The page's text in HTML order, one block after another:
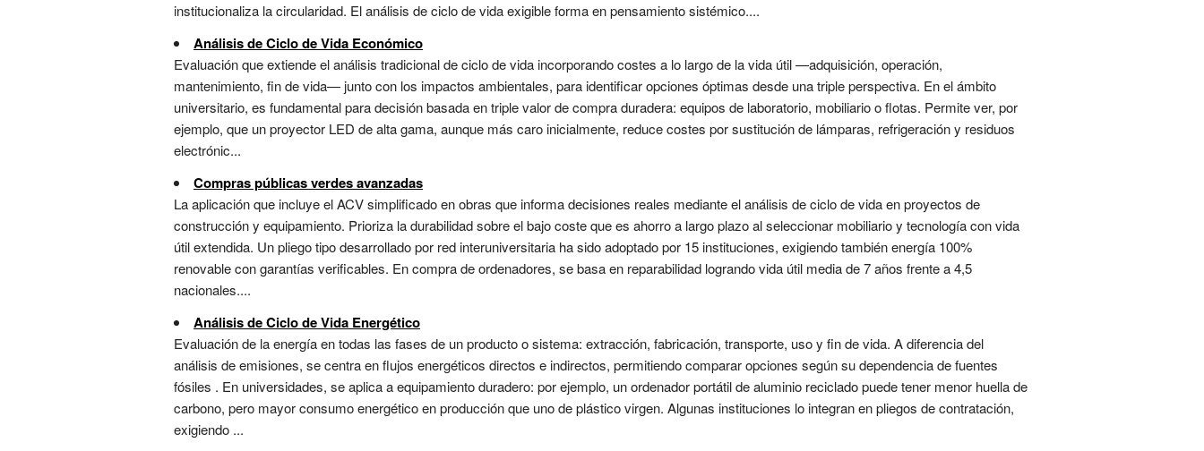
institucionaliza la circularidad. El análisis de ciclo de vida exigible forma en pensamiento sistémico....
Análisis de Ciclo de Vida Económico
Evaluación que extiende el análisis tradicional de ciclo de vida incorporando costes a lo largo de la vida útil —adquisición, operación,
mantenimiento, fin de vida— junto con los impactos ambientales, para identificar opciones óptimas desde una triple perspectiva. En el ámbito
universitario, es fundamental para decisión basada en triple valor de compra duradera: equipos de laboratorio, mobiliario o flotas. Permite ver, por
ejemplo, que un proyector LED de alta gama, aunque más caro inicialmente, reduce costes por sustitución de lámparas, refrigeración y residuos
electrónic...
Compras públicas verdes avanzadas
La aplicación que incluye el ACV simplificado en obras que informa decisiones reales mediante el análisis de ciclo de vida en proyectos de
construcción y equipamiento. Prioriza la durabilidad sobre el bajo coste que es ahorro a largo plazo al seleccionar mobiliario y tecnología con vida
útil extendida. Un pliego tipo desarrollado por red interuniversitaria ha sido adoptado por 15 instituciones, exigiendo también energía 100%
renovable con garantías verificables. En compra de ordenadores, se basa en reparabilidad logrando vida útil media de 7 años frente a 4,5
nacionales....
Análisis de Ciclo de Vida Energético
Evaluación de la energía en todas las fases de un producto o sistema: extracción, fabricación, transporte, uso y fin de vida. A diferencia del
análisis de emisiones, se centra en flujos energéticos directos e indirectos, permitiendo comparar opciones según su dependencia de fuentes
fósiles . En universidades, se aplica a equipamiento duradero: por ejemplo, un ordenador portátil de aluminio reciclado puede tener menor huella de
carbono, pero mayor consumo energético en producción que uno de plástico virgen. Algunas instituciones lo integran en pliegos de contratación,
exigiendo ...